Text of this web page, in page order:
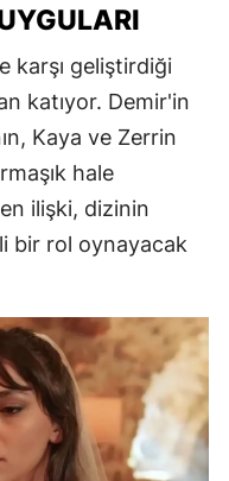
karşı geliştirdiği
katıyor. Demir'in
Kaya ve Zerrin
hale
ilişki, dizinin
bir rol oynayacak